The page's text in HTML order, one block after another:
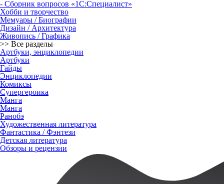
- Сборник вопросов «1С:Специалист»
Хобби и творчество
Мемуары / Биографии
Дизайн / Архитектура
Живопись / Графика
>> Все разделы
Артбуки, энциклопедии
Артбуки
Гайды
Энциклопедии
Комиксы
Супергероика
Манга
Манга
Ранобэ
Художественная литература
Фантастика / Фэнтези
Детская литература
Обзоры и рецензии